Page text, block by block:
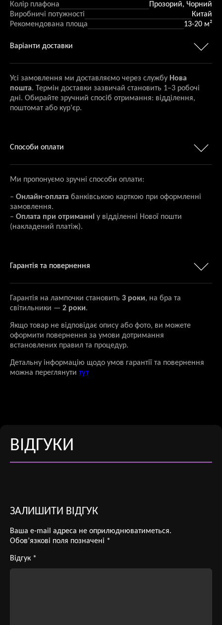
Колір плафона
Прозорий, Чорний
Виробничі потужності
Китай
Рекомендована площа
13-20 м²
Варіанти доставки
Усі замовлення ми доставляємо через службу Нова
пошта. Термін доставки зазвичай становить 1–3 робочі
дні. Обирайте зручний спосіб отримання: відділення,
поштомат або кур’єр.
Способи оплати
Ми пропонуємо зручні способи оплати:
– Онлайн-оплата банківською карткою при оформленні
замовлення.
– Оплата при отриманні у відділенні Нової пошти
(накладений платіж).
Гарантія та повернення
Гарантія на лампочки становить 3 роки, на бра та
світильники — 2 роки.
Якщо товар не відповідає опису або фото, ви можете
оформити повернення за умови дотримання
встановлених правил та процедур.
Детальну інформацію щодо умов гарантії та повернення
можна переглянути тут
ВІДГУКИ
ЗАЛИШИТИ ВІДГУК
Ваша e-mail адреса не оприлюднюватиметься.
Обов’язкові поля позначені *
Відгук *